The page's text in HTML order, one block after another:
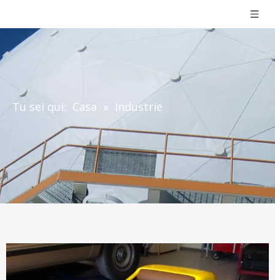
Tu sei qui: Casa » Industrie